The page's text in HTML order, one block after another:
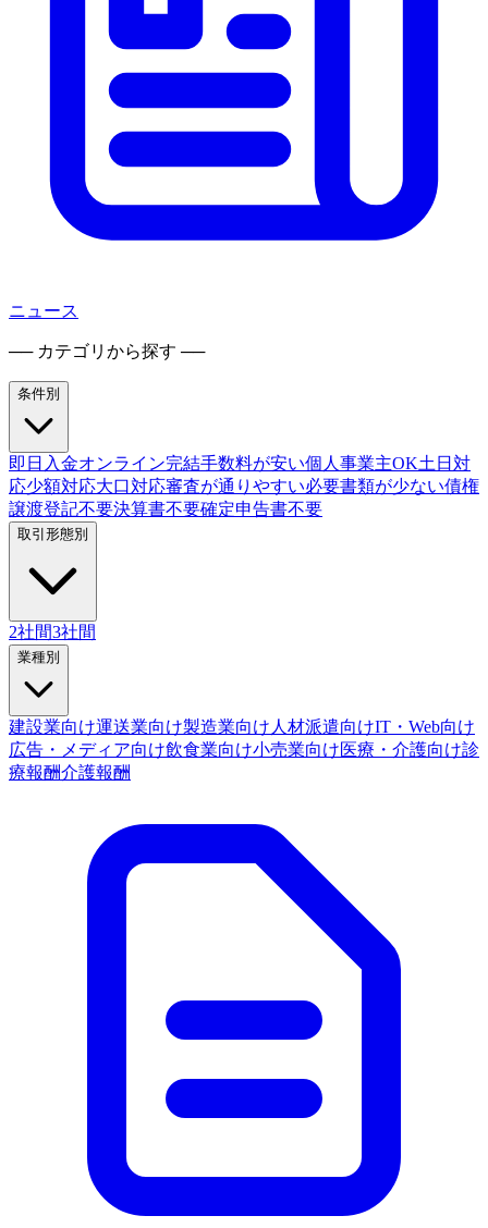
ニュース
── カテゴリから探す ──
条件別
即日入金オンライン完結手数料が安い個人事業主OK土日対
応少額対応大口対応審査が通りやすい必要書類が少ない債権
譲渡登記不要決算書不要確定申告書不要
取引形態別
2社間3社間
業種別
建設業向け運送業向け製造業向け 人材派遣向けIT・Web向け
広告・メディア向け飲食業向け小売業向け医療・介護向け診
療報酬介護報酬